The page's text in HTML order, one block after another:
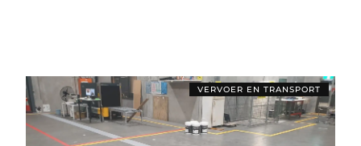
VERVOER EN TRANSPORT